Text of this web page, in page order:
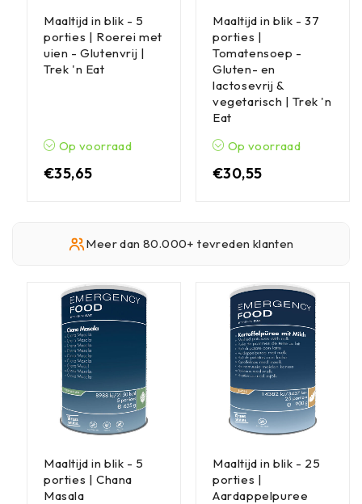
Maaltijd in blik - 5
porties | Roerei met
uien - Glutenvrij |
Trek 'n Eat
Op voorraad
€35,65
Maaltijd in blik - 37
porties |
Tomatensoep -
Gluten- en
lactosevrij &
vegetarisch | Trek 'n
Eat
Op voorraad
€30,55
Meer dan 80.000+ tevreden klanten
Maaltijd in blik - 5
porties | Chana
Masala
Maaltijd in blik - 25
porties |
Aardappelpuree